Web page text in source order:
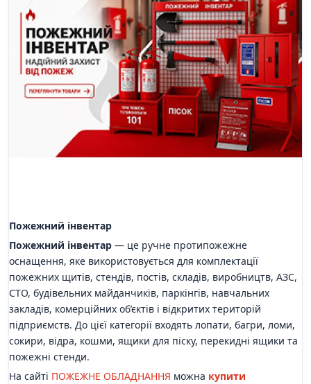
Пожежний інвентар
Пожежний інвентар — це ручне протипожежне
оснащення, яке використовується для комплектації
пожежних щитів, стендів, постів, складів, виробництв, АЗС,
СТО, будівельних майданчиків, паркінгів, навчальних
закладів, комерційних об’єктів і відкритих територій
підприємств. До цієї категорії входять лопати, багри, ломи,
сокири, відра, кошми, ящики для піску, перекидні ящики та
пожежні стенди.
На сайті ПОЖЕЖНЕ ОБЛАДНАННЯ можна купити